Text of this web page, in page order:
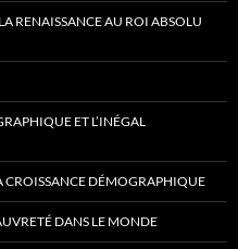
RENAISSANCE AU ROI ABSOLU
ET L’INÉGAL
CROISSANCE DÉMOGRAPHIQUE
DANS LE MONDE